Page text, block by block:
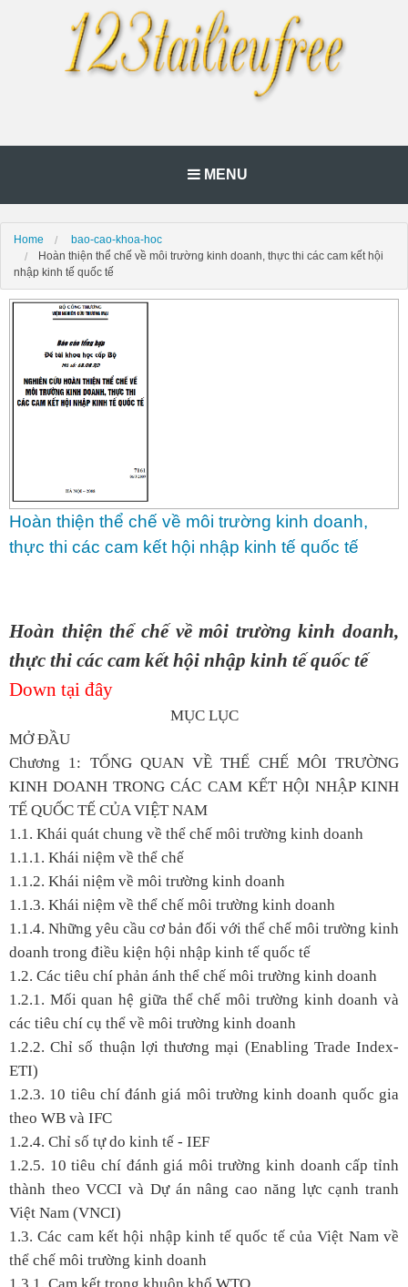
MENU
Home
bao-cao-khoa-hoc
Hoàn thiện thể chế về môi trường kinh doanh, thực thi các cam kết hội
nhập kinh tế quốc tế
Hoàn thiện thể chế về môi trường kinh doanh,
thực thi các cam kết hội nhập kinh tế quốc tế
Hoàn thiện thể chế về môi trường kinh doanh,
thực thi các cam kết hội nhập kinh tế quốc tế
Down tại đây
MỤC LỤC
MỞ ĐẦU
Chương 1: TỔNG QUAN VỀ THỂ CHẾ MÔI TRƯỜNG
KINH DOANH TRONG CÁC CAM KẾT HỘI NHẬP KINH
TẾ QUỐC TẾ CỦA VIỆT NAM
1.1. Khái quát chung về thể chế môi trường kinh doanh
1.1.1. Khái niệm về thể chế
1.1.2. Khái niệm về môi trường kinh doanh
1.1.3. Khái niệm về thể chế môi trường kinh doanh
1.1.4. Những yêu cầu cơ bản đối với thể chế môi trường kinh
doanh trong điều kiện hội nhập kinh tế quốc tế
1.2. Các tiêu chí phản ánh thể chế môi trường kinh doanh
1.2.1. Mối quan hệ giữa thể chế môi trường kinh doanh và
các tiêu chí cụ thể về môi trường kinh doanh
1.2.2. Chỉ số thuận lợi thương mại (Enabling Trade Index-
ETI)
1.2.3. 10 tiêu chí đánh giá môi trường kinh doanh quốc gia
theo WB và IFC
1.2.4. Chỉ số tự do kinh tế - IEF
1.2.5. 10 tiêu chí đánh giá môi trường kinh doanh cấp tỉnh
thành theo VCCI và Dự án nâng cao năng lực cạnh tranh
Việt Nam (VNCI)
1.3. Các cam kết hội nhập kinh tế quốc tế của Việt Nam về
thể chế môi trường kinh doanh